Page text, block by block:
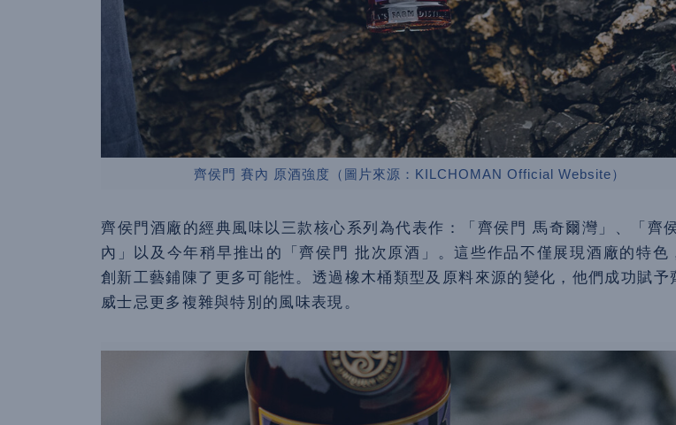
齊侯門 賽內 原酒強度（圖片來源：KILCHOMAN Official Website）
齊侯門酒廠的經典風味以三款核心系列為代表作：「齊侯門 馬奇爾灣」、「齊
內」以及今年稍早推出的「齊侯門 批次原酒」。這些作品不僅展現酒廠的特色
創新工藝鋪陳了更多可能性。透過橡木桶類型及原料來源的變化，他們成功賦予
威士忌更多複雜與特別的風味表現。